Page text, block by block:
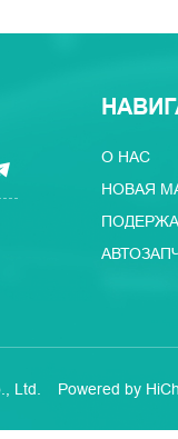
О НАС
НОВАЯ
Ltd. Powered by